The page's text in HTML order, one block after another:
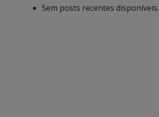
Sem posts recentes disponíveis.